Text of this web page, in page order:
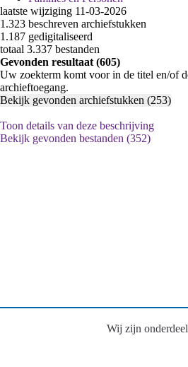
laatste wijziging 11-03-2026
1.323 beschreven archiefstukken
1.187 gedigitaliseerd
totaal 3.337 bestanden
Gevonden resultaat (605)
Uw zoekterm komt voor in de titel en/of
archieftoegang.
Bekijk gevonden archiefstukken (253)
Toon details van deze beschrijving
Bekijk gevonden bestanden (352)
Wij zijn